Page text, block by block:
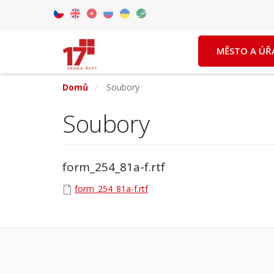
MĚSTO A
Domů Soubory
Soubory
form_254_81a-f.rtf
form_254_81a-f.rtf